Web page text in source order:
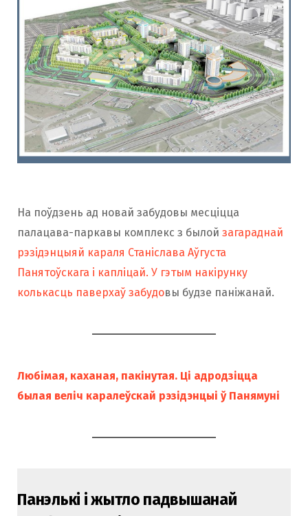
На поўдзень ад новай забудовы месціцца
палацава-паркавы комплекс з былой загараднай
рэзідэнцыяй караля Станіслава Аўгуста
Панятоўскага і капліцай. У гэтым накірунку
колькасць паверхаў забудовы будзе паніжанай.
Любімая, каханая, пакінутая. Ці адродзіцца
былая веліч каралеўскай рэзідэнцыі ў Панямуні
Панэлькі і жытло падвышанай